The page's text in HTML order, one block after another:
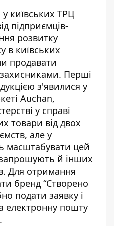
київських ТРЦ
підприємців-
розвитку
в київських
продавати
Перші
з'явилися у
Auchan,
у справі
товари від двох
але у
масштабувати цей
запрошують й інших
Для отримання
бренд “Створено
подати заявку і
електронну пошту